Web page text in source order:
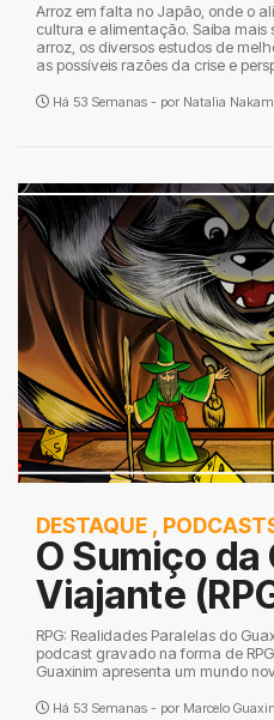
Arroz em falta no Japão, onde o
cultura e alimentação. Saiba mais
arroz, os diversos estudos de
as possíveis razões da crise e
Há 53 Semanas - por Natalia
DESTAQUE ,
O Sumiço da
Viajante
RPG: Realidades Paralelas do
podcast gravado na forma de
Guaxinim apresenta um mundo
Há 53 Semanas - por Marcelo